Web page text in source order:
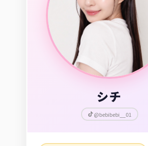
シチ
@bebibebi__01